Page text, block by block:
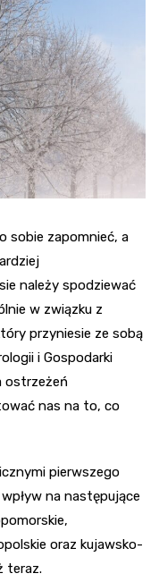
sobie zapomnieć, a
należy spodziewać
w związku z
przyniesie ze sobą
i Gospodarki
ostrzeżeń
nas na to, co
pierwszego
na następujące
oraz kujawsko-
teraz.